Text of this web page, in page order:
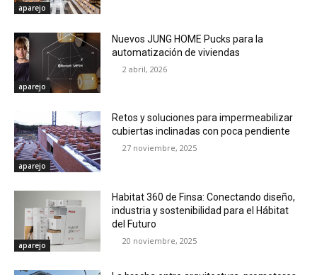
aparejo
aparejo
Nuevos JUNG HOME Pucks para la
automatización de viviendas
2 abril, 2026
aparejo
Retos y soluciones para impermeabilizar
cubiertas inclinadas con poca pendiente
27 noviembre, 2025
aparejo
Habitat 360 de Finsa: Conectando diseño,
industria y sostenibilidad para el Hábitat
del Futuro
20 noviembre, 2025